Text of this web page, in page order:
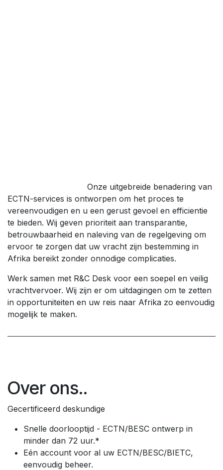
Onze uitgebreide benadering van
ECTN-services is ontworpen om het proces te
vereenvoudigen en u een gerust gevoel en efficientie
te bieden. Wij geven prioriteit aan transparantie,
betrouwbaarheid en naleving van de regelgeving om
ervoor te zorgen dat uw vracht zijn bestemming in
Afrika bereikt zonder onnodige complicaties.
Werk samen met R&C Desk voor een soepel en veilig
vrachtvervoer. Wij zijn er om uitdagingen om te zetten
in opportuniteiten en uw reis naar Afrika zo eenvoudig
mogelijk te maken.
Over ons..
Gecertificeerd deskundige
Snelle doorlooptijd - ECTN/BESC ontwerp in
minder dan 72 uur.*
Eén account voor al uw ECTN/BESC/BIETC,
eenvoudig beheer.